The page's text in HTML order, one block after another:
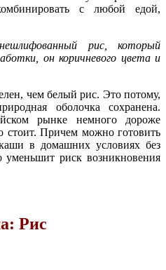
с любой едой,
рис, который
он коричневого цвета и
чем белый рис. Это потому,
оболочка сохранена.
рынке немного дороже
стоит. Причем можно готовить
в домашних условиях без
риск возникновения
Рис